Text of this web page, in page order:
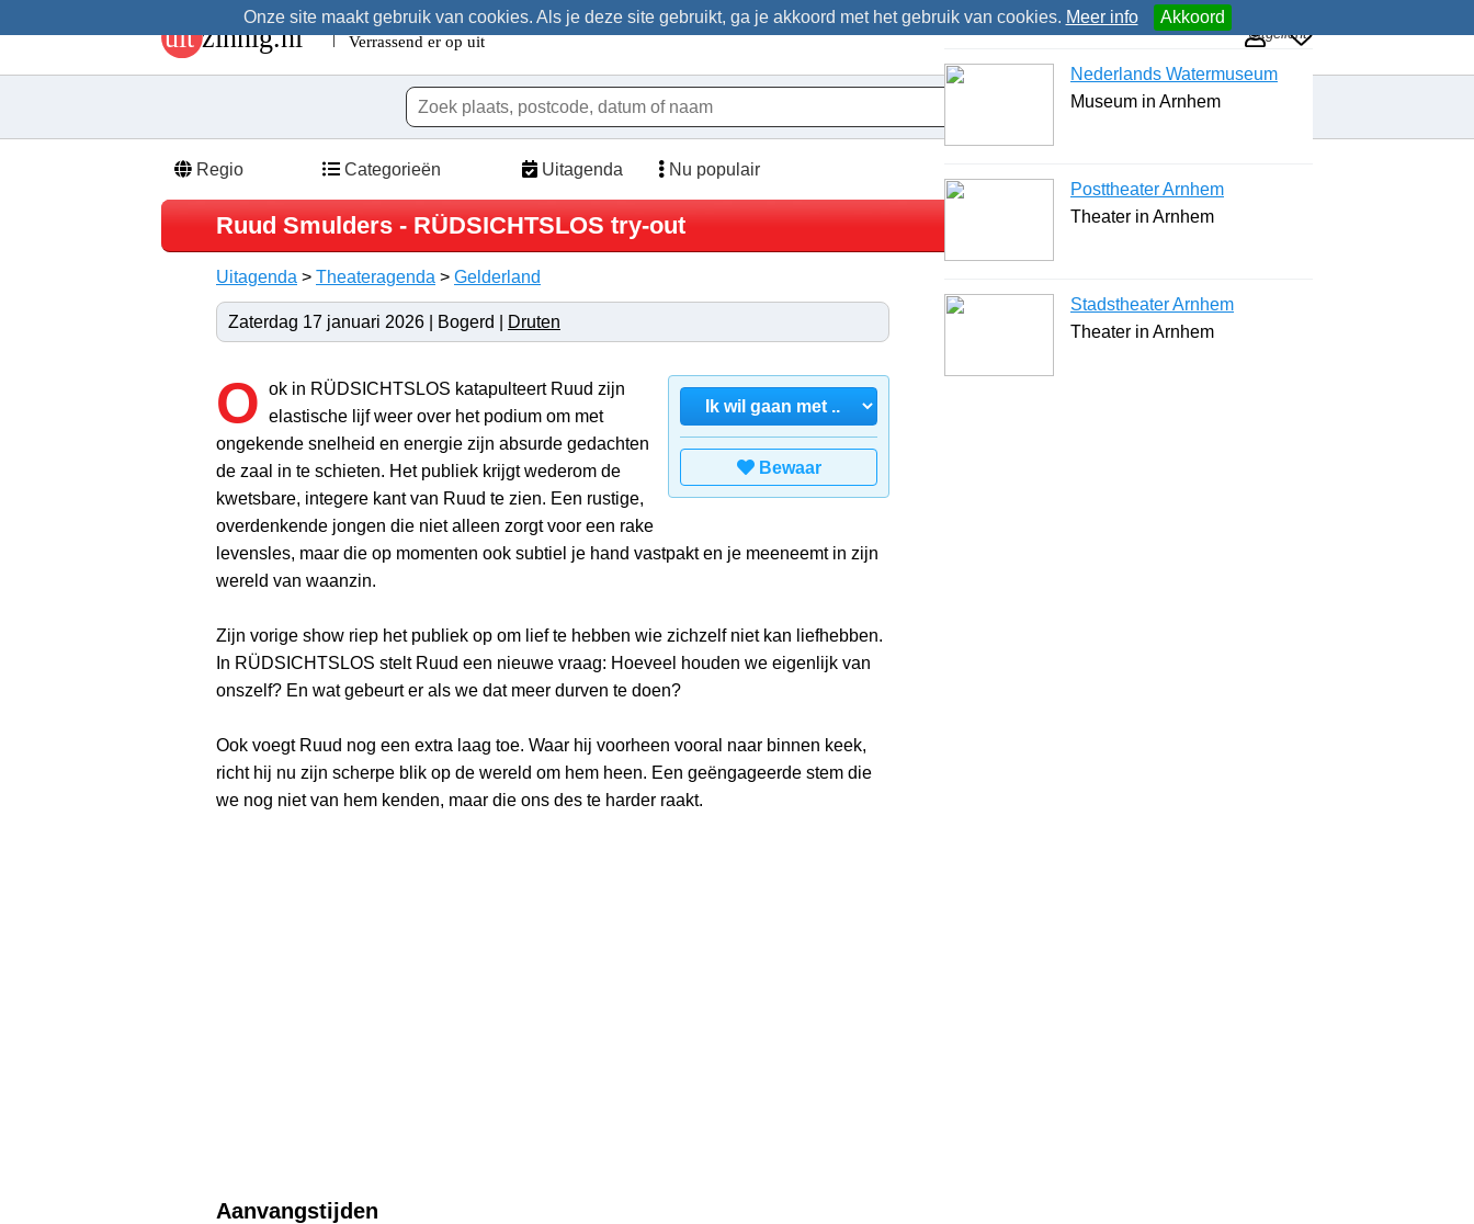
Onze site maakt gebruik van cookies. Als je deze site gebruikt, ga je akkoord met het gebruik van cookies. Meer info Akkoord
Regio Categorieën Uitagenda Nu populair
Ruud Smulders - RÜDSICHTSLOS try-out
Uitagenda > Theateragenda > Gelderland
Zaterdag 17 januari 2026 | Bogerd | Druten
Bewaar
O ok in RÜDSICHTSLOS katapulteert Ruud zijn
elastische lijf weer over het podium om met
ongekende snelheid en energie zijn absurde gedachten
de zaal in te schieten. Het publiek krijgt wederom de
kwetsbare, integere kant van Ruud te zien. Een rustige,
overdenkende jongen die niet alleen zorgt voor een rake
levensles, maar die op momenten ook subtiel je hand vastpakt en je meeneemt in zijn
wereld van waanzin.
Zijn vorige show riep het publiek op om lief te hebben wie zichzelf niet kan liefhebben.
In RÜDSICHTSLOS stelt Ruud een nieuwe vraag: Hoeveel houden we eigenlijk van
onszelf? En wat gebeurt er als we dat meer durven te doen?
Ook voegt Ruud nog een extra laag toe. Waar hij voorheen vooral naar binnen keek,
richt hij nu zijn scherpe blik op de wereld om hem heen. Een geëngageerde stem die
we nog niet van hem kenden, maar die ons des te harder raakt.
Aanvangstijden
Uitgelicht
Nederlands Watermuseum
Museum in Arnhem
Posttheater Arnhem
Theater in Arnhem
Stadstheater Arnhem
Theater in Arnhem